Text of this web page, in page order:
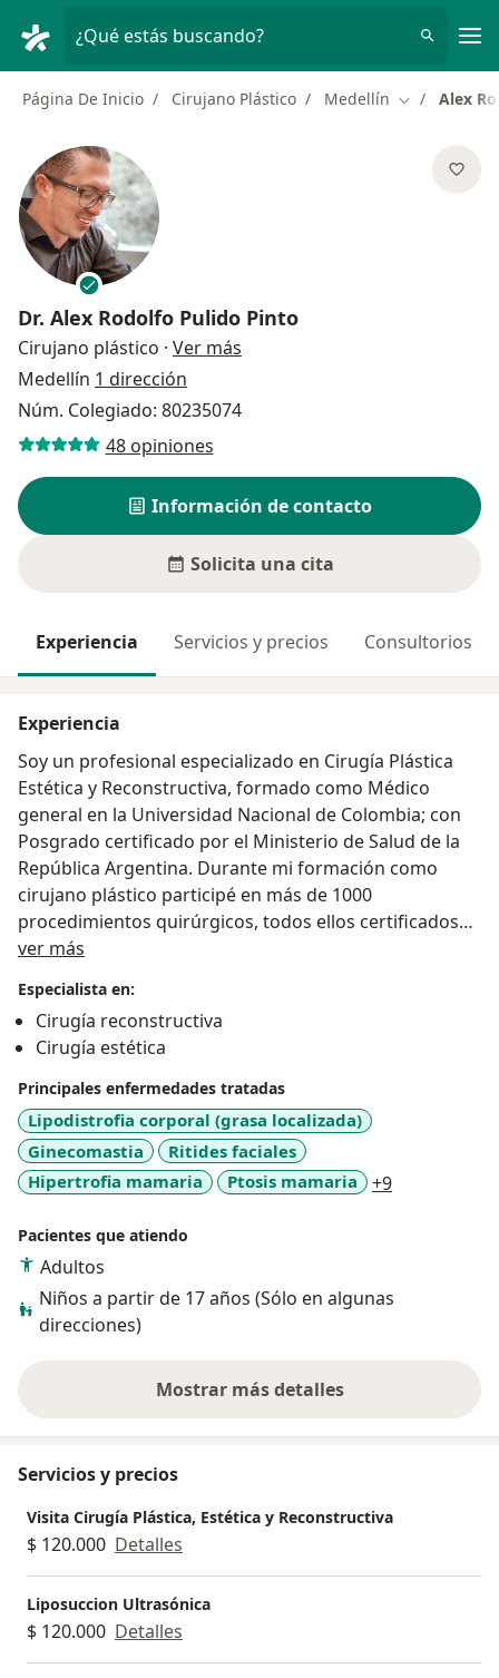
¿Qué estás buscando?
Página De Inicio Cirujano Plástico Medellín Cambiar de
Alex
Dr. Alex Rodolfo Pulido Pinto
Cirujano plástico · Ver más
Medellín 1 dirección
Núm. Colegiado: 80235074
48 opiniones
Información de contacto
Solicita una cita
Experiencia Servicios y precios Consultorios
Experiencia
Soy un profesional especializado en Cirugía Plástica
Estética y Reconstructiva, formado como Médico
general en la Universidad Nacional de Colombia; con
Posgrado certificado por el Ministerio de Salud de la
República Argentina. Durante mi formación como
cirujano plástico participé en más de 1000
procedimientos quirúrgicos, todos ellos certificados
durante el proceso de convalidación del título ante el
2016. Desde ese año he venido ejerciendo la
especialidad en la ciudad de Medellín, realizando un
promedio de 280 cirugías anuales, todas ellas con
fines estéticos. Mis pacientes me reconocen por la
calidad de resultados, por la honestidad y calidez con
las que, junto con mi equipo, acompañamos los
procesos de cada paciente.
Me mantengo al tanto de los últimos adelantos de la
formación continuada.
ver más
Especialista en:
Cirugía reconstructiva
Cirugía estética
Principales enfermedades tratadas
Lipodistrofia corporal (grasa localizada)
Ginecomastia
Ritides faciales
Hipertrofia mamaria
Ptosis mamaria +9
Pacientes que atiendo
Adultos
Niños a partir de 17 años (Sólo en algunas
direcciones)
Mostrar más detalles
sobre la experiencia
Servicios y precios
Visita Cirugía Plástica, Estética y Reconstructiva
$ 120.000 Detalles
Liposuccion Ultrasónica
$ 120.000 Detalles